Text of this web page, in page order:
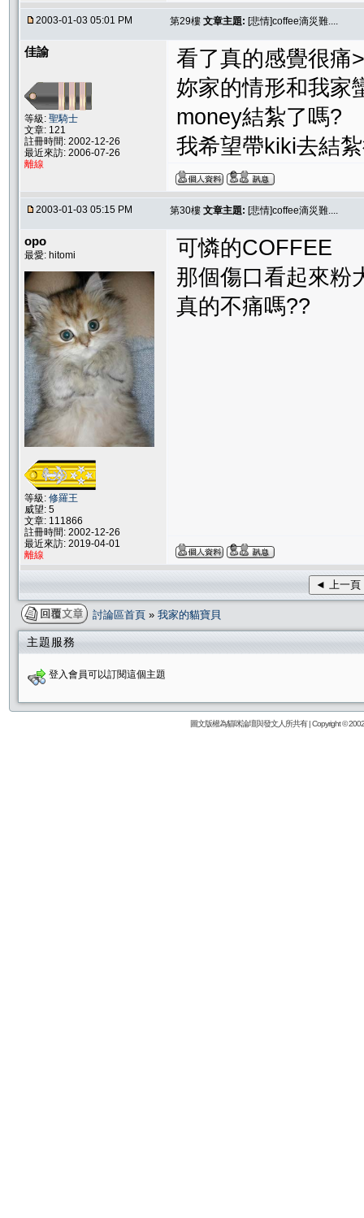
2003-01-03 05:01 PM 第29樓 文章主題: [悲情]coffee滴災難....
佳諭
等級: 聖騎士
文章: 121
註冊時間: 2002-12-26
最近來訪: 2006-07-26
離線
看了真的感覺很痛
妳家的情形和我家
money結紮了嗎?
我希望帶kiki去結
2003-01-03 05:15 PM 第30樓 文章主題: [悲情]coffee滴災難....
opo
最愛: hitomi
等級: 修羅王
威望: 5
文章: 111866
註冊時間: 2002-12-26
最近來訪: 2019-04-01
離線
可憐的COFFEE
那個傷口看起來粉
真的不痛嗎??
◄ 上一頁
討論區首頁 » 我家的貓寶貝
主題服務
登入會員可以訂閱這個主題
圖文版權為貓咪論壇與發文人所共有 | Copyright ©